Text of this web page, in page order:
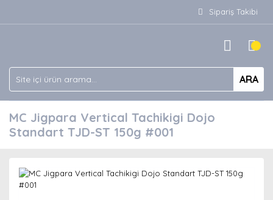
Sipariş Takibi
ARA
MC Jigpara Vertical Tachikigi Dojo
Standart TJD-ST 150g #001